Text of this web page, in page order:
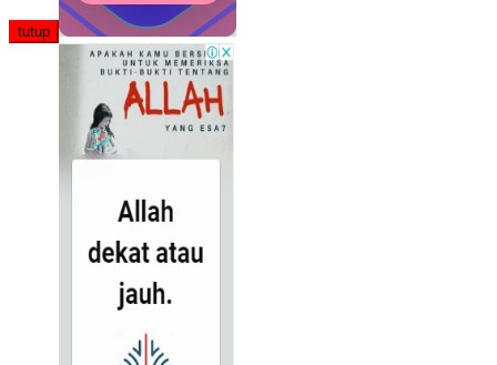
tutup